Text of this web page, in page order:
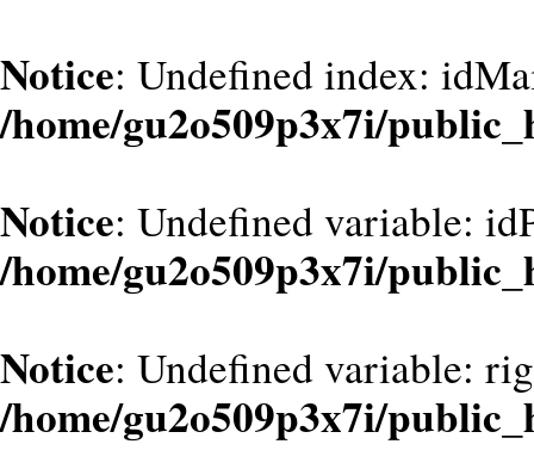
Notice: Undefined index:
/home/gu2o509p3x7i/
Notice: Undefined variable:
/home/gu2o509p3x7i/
Notice: Undefined variable:
/home/gu2o509p3x7i/